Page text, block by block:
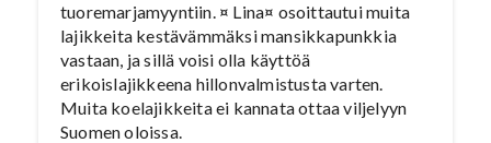
tuoremarjamyyntiin. ¤ Lina¤ osoittautui muita
lajikkeita kestävämmäksi mansikkapunkkia
vastaan, ja sillä voisi olla käyttöä
erikoislajikkeena hillonvalmistusta varten.
Muita koelajikkeita ei kannata ottaa viljelyyn
Suomen oloissa.